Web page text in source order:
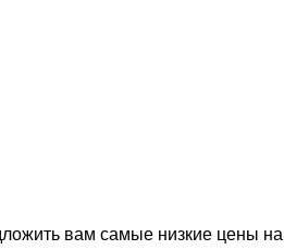
вам самые низкие цены